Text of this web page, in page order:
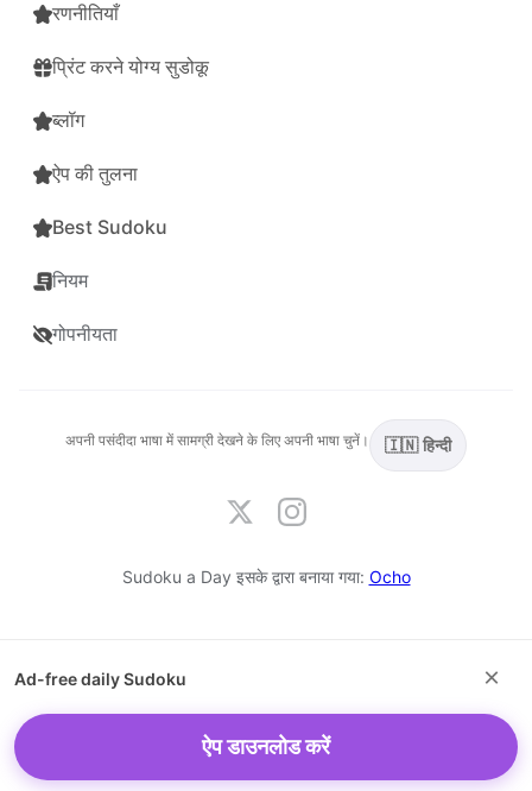
रणनीतियाँ
प्रिंट करने योग्य सुडोकू
ब्लॉग
ऐप की तुलना
Best Sudoku
नियम
गोपनीयता
अपनी पसंदीदा भाषा में सामग्री देखने के लिए अपनी भाषा चुनें। 🇮🇳 हिन्दी
Sudoku a Day इसके द्वारा बनाया गया: Ocho
Ad-free daily Sudoku
ऐप डाउनलोड करें
×